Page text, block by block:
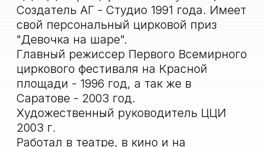
от Китая до Монте Карло.
Обладатель множества
международных призов и наград на
цирковых фестивалях. Не раз
становился лучшим режиссером года.
До настоящего времени сотрудничает
с многими цирковыми школами и
цирковыми студиями, цирками и
варьете, как в России, так и за
рубежом.
Член Европейской цирковой
ассоциации.
На протяжении последних десяти лет,